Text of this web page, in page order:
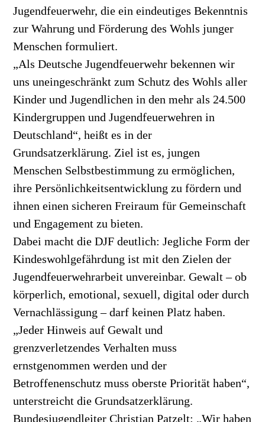
Jugendfeuerwehr, die ein eindeutiges Bekenntnis
zur Wahrung und Förderung des Wohls junger
Menschen formuliert.
„Als Deutsche Jugendfeuerwehr bekennen wir
uns uneingeschränkt zum Schutz des Wohls aller
Kinder und Jugendlichen in den mehr als 24.500
Kindergruppen und Jugendfeuerwehren in
Deutschland“, heißt es in der
Grundsatzerklärung. Ziel ist es, jungen
Menschen Selbstbestimmung zu ermöglichen,
ihre Persönlichkeitsentwicklung zu fördern und
ihnen einen sicheren Freiraum für Gemeinschaft
und Engagement zu bieten.
Dabei macht die DJF deutlich: Jegliche Form der
Kindeswohlgefährdung ist mit den Zielen der
Jugendfeuerwehrarbeit unvereinbar. Gewalt – ob
körperlich, emotional, sexuell, digital oder durch
Vernachlässigung – darf keinen Platz haben.
„Jeder Hinweis auf Gewalt und
grenzverletzendes Verhalten muss
ernstgenommen werden und der
Betroffenenschutz muss oberste Priorität haben“,
unterstreicht die Grundsatzerklärung.
Bundesjugendleiter Christian Patzelt: „Wir haben